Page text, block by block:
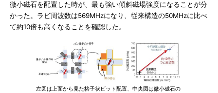
微小磁石を配置した時が、最も強い傾斜磁場強度になることが分
かった。ラビ周波数は569MHzになり、従来構造の50MHzに比べ
て約10倍も高くなることを確認した。
左図は上面から見た格子状ビット配置、中央図は微小磁石の